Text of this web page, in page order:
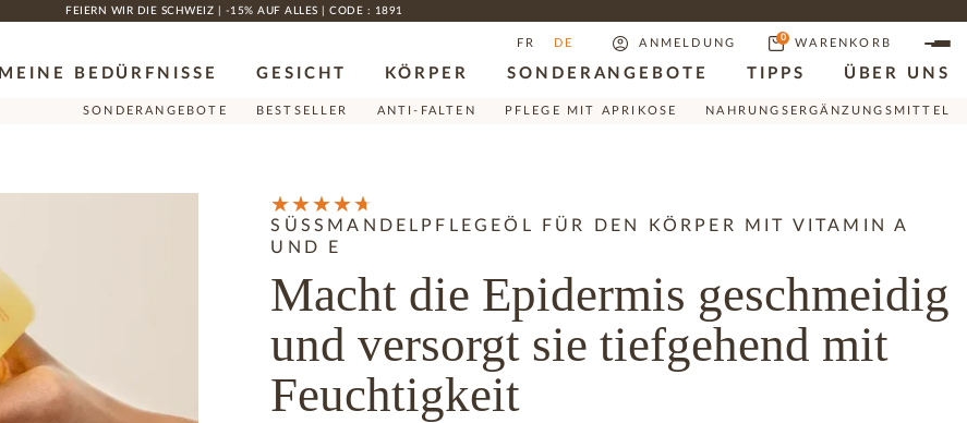
FEIERN WIR DIE SCHWEIZ | -15% AUF ALLES | CODE : 1891
FR DE ANMELDUNG 0 WARENKORB
MEINE BEDÜRFNISSE GESICHT KÖRPER SONDERANGEBOTE TIPPS ÜBER UNS
SONDERANGEBOTE BESTSELLER ANTI-FALTEN PFLEGE MIT APRIKOSE NAHRUNGSERGÄNZUNGSMITTEL
SÜSSMANDELPFLEGEÖL FÜR DEN KÖRPER MIT VITAMIN A
UND E
Macht die Epidermis geschmeidig
und versorgt sie tiefgehend mit
Feuchtigkeit